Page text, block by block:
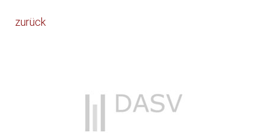
zurück